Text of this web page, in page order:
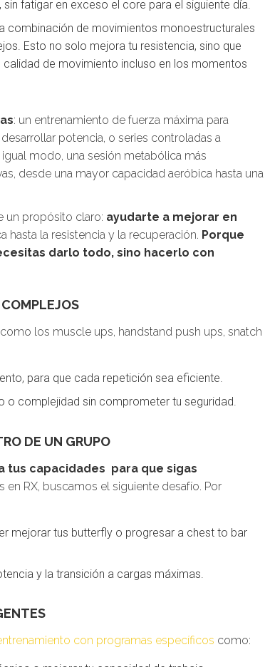
fatigar en exceso el core para el siguiente día.
combinación de movimientos monoestructurales
Esto no solo mejora tu resistencia, sino que
de movimiento incluso en los momentos
: un entrenamiento de fuerza máxima para
potencia, o series controladas a
modo, una sesión metabólica más
desde una mayor capacidad aeróbica hasta una
un propósito claro: ayudarte a mejorar en
hasta la resistencia y la recuperación. Porque
darlo todo, sino hacerlo con
los muscle ups, handstand push ups, snatch
para que cada repetición sea eficiente.
o complejidad sin comprometer tu seguridad.
DE UN GRUPO
tus capacidades para que sigas
RX, buscamos el siguiente desafío. Por
mejorar tus butterfly o progresar a chest to bar
y la transición a cargas máximas.
con programas específicos como: